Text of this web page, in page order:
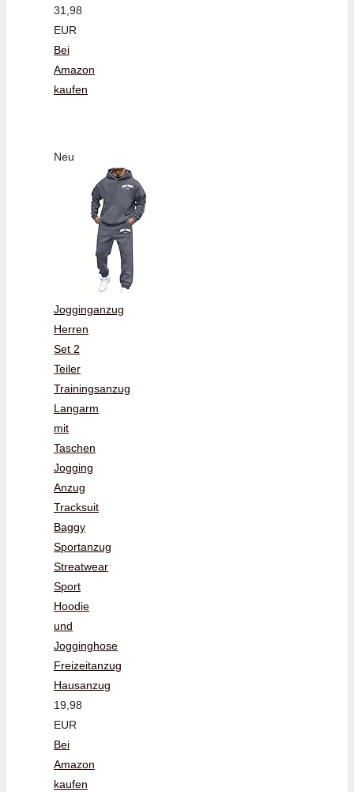
31,98
EUR
Bei
Amazon
kaufen
Neu
Jogginganzug
Herren
Set 2
Teiler
Trainingsanzug
Langarm
mit
Taschen
Jogging
Anzug
Tracksuit
Baggy
Sportanzug
Streatwear
Sport
Hoodie
und
Jogginghose
Freizeitanzug
Hausanzug
19,98
EUR
Bei
Amazon
kaufen